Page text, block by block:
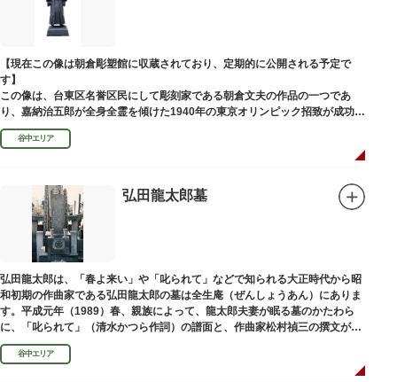
【現在この像は朝倉彫塑館に収蔵されており、定期的に公開される予定で
す】
この像は、台東区名誉区民にして彫刻家である朝倉文夫の作品の一つであ
り、嘉納治五郎が全身全霊を傾けた1940年の東京オリンピック招致が成功
（のちに返上）した、1936年に制作されました。
朝倉文夫は、1907～1910年ころに嘉納と知り合ったと推察されます。その
後も縁があり、嘉納の人柄や骨格などを熟知していた朝倉は、嘉納の海外出
ポーズは、嘉納の柔道家としての「不動の姿勢」を意識したと思われます。
谷中エリア
弘田龍太郎墓
弘田龍太郎は、「春よ来い」や「叱られて」などで知られる大正時代から昭
和初期の作曲家である弘田龍太郎の墓は全生庵（ぜんしょうあん）にありま
す。平成元年（1989）春、親族によって、龍太郎夫妻が眠る墓のかたわら
に、「叱られて」（清水かつら作詞）の譜面と、作曲家松村禎三の撰文が浮
き彫りされる碑が建立されました。
谷中エリア